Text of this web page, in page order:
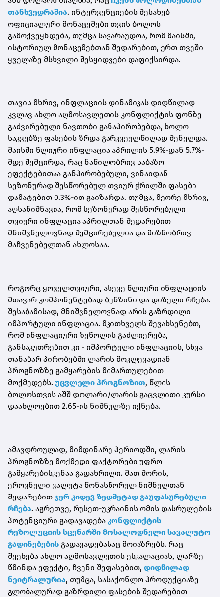
თანხვედრაშია. ინტერვენციების შესახებ
ოფიციალური მონაცემები თვის ბოლოს
გამოქვეყნდება, თუმცა სავარაუდოა, რომ მაისში,
ისტორიულ მონაცემებთან შედარებით, ერთ თვეში
ყველაზე მსხვილი შესყიდვები დაფიქსირდა.
თავის მხრივ, ინფლაციის დინამიკას დიდწილად
კვლავ ახლო აღმოსავლეთის კონფლიქტის ფონზე
გაძვირებული ნავთობი განაპირობებდა, ხოლო
საკვებზე ფასების ზრდა გარკვეულწილად შენელდა.
მაისში წლიური ინფლაცია აპრილის 5.9%-დან 5.7%-
მდე შემცირდა, რაც ნაწილობრივ საბაზო
ეფექტებითაა განპირობებული, ვინაიდან
სეზონურად შესწორებულ თვიურ ჭრილში ფასები
დამატებით 0.3%-ით გაიზარდა. თუმცა, მეორე მხრივ,
აღსანიშნავია, რომ სეზონურად შესწორებული
თვიური ინფლაცია აპრილთან შედარებით
მნიშვნელოვნად შემცირებულია და მიზნობრივ
მაჩვენებელთან ახლოსაა.
როგორც ყოველთვიური, ასევე წლიური ინფლაციის
მთავარ კომპონენტებად ბენზინი და დიზელი რჩება.
შესაბამისად, მნიშვნელოვნად არის გაზრდილი
იმპორტული ინფლაცია. მკითხველს შევახსენებთ,
რომ ინფლაციური ზეწოლის გაძლიერება,
განსაკუთრებით კი - იმპორტული ინფლაციის, სხვა
თანაბარ პირობებში ლარის მოკლევადიან
პროგნოზზე გამყარების მიმართულებით
მოქმედებს. უცვლელი პროგნოზით, წლის
ბოლოსთვის აშშ დოლარი/ლარის გაცვლითი კურსი
დაახლოებით 2.65-ის ნიშნულზე იქნება.
ამავდროულად, მიმდინარე პერიოდში, ლარის
პროგნოზზე მოქმედი ფაქტორები უფრო
გამყარებისკენაა გადახრილი. მათ შორის,
ეროვნული ვალუტა წონასწორულ ნიშნულთან
შედარებით ჯერ კიდევ ზედმეტად გაუფასურებული
რჩება. აგრეთვე, რუსეთ-უკრაინის ომის დასრულების
პოტენციური გადავადება კონფლიქტის
რეზოლუციის სცენარში მოსალოდნელი სავალუტო
გადინებების გადავადებასაც მოიაზრებს. რაც
შეეხება ახლო აღმოსავლეთის ესკალაციას, ლარზე
წმინდა ეფექტი, ჩვენი შეფასებით, დიდწილად
ნეიტრალურია, თუმცა, სასაქონლო პროდუქციაზე
გლობალურად გაზრდილი ფასების შედარებით